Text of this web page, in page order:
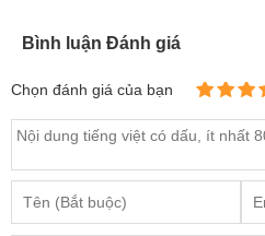
Bình luận Đánh giá
Chọn đánh giá của bạn